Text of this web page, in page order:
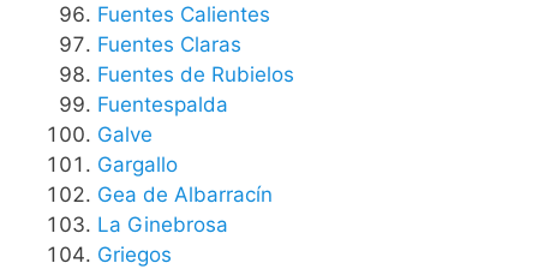
Fuentes Calientes
Fuentes Claras
Fuentes de Rubielos
Fuentespalda
Galve
Gargallo
Gea de Albarracín
La Ginebrosa
Griegos